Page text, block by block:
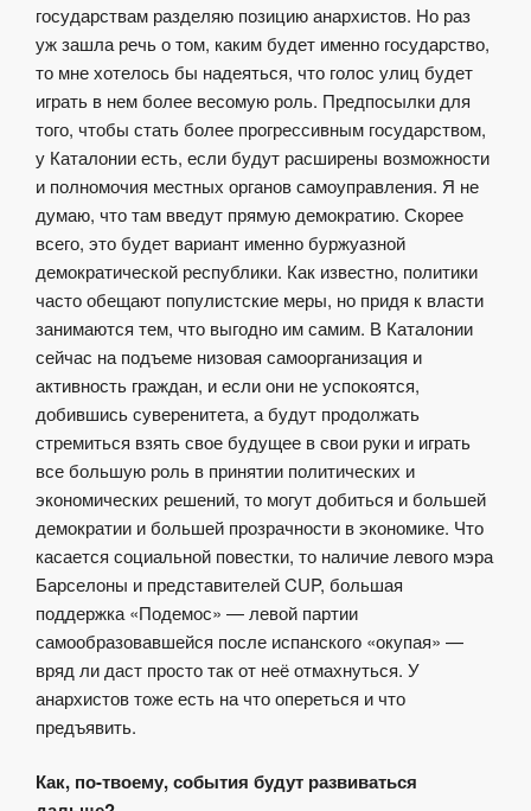
государствам разделяю позицию анархистов. Но раз
уж зашла речь о том, каким будет именно государство,
то мне хотелось бы надеяться, что голос улиц будет
играть в нем более весомую роль. Предпосылки для
того, чтобы стать более прогрессивным государством,
у Каталонии есть, если будут расширены возможности
и полномочия местных органов самоуправления. Я не
думаю, что там введут прямую демократию. Скорее
всего, это будет вариант именно буржуазной
демократической республики. Как известно, политики
часто обещают популистские меры, но придя к власти
занимаются тем, что выгодно им самим. В Каталонии
сейчас на подъеме низовая самоорганизация и
активность граждан, и если они не успокоятся,
добившись суверенитета, а будут продолжать
стремиться взять свое будущее в свои руки и играть
все большую роль в принятии политических и
экономических решений, то могут добиться и большей
демократии и большей прозрачности в экономике. Что
касается социальной повестки, то наличие левого мэра
Барселоны и представителей CUP, большая
поддержка «Подемос» — левой партии
самообразовавшейся после испанского «окупая» —
вряд ли даст просто так от неё отмахнуться. У
анархистов тоже есть на что опереться и что
предъявить.
Как, по-твоему, события будут развиваться